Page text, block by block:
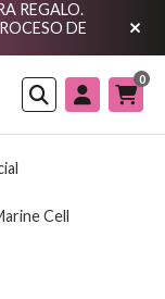
REGALO.
DE
Buscar
0
Cell